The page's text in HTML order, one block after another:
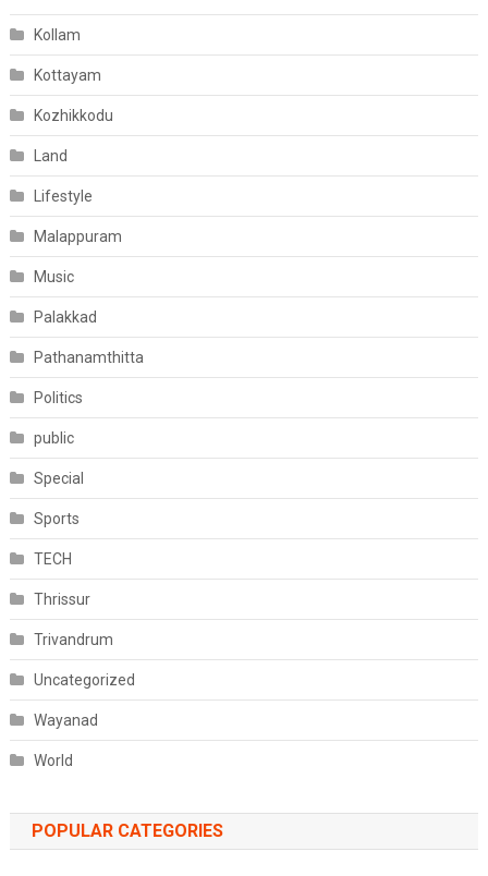
Kollam
Kottayam
Kozhikkodu
Land
Lifestyle
Malappuram
Music
Palakkad
Pathanamthitta
Politics
public
Special
Sports
TECH
Thrissur
Trivandrum
Uncategorized
Wayanad
World
POPULAR CATEGORIES